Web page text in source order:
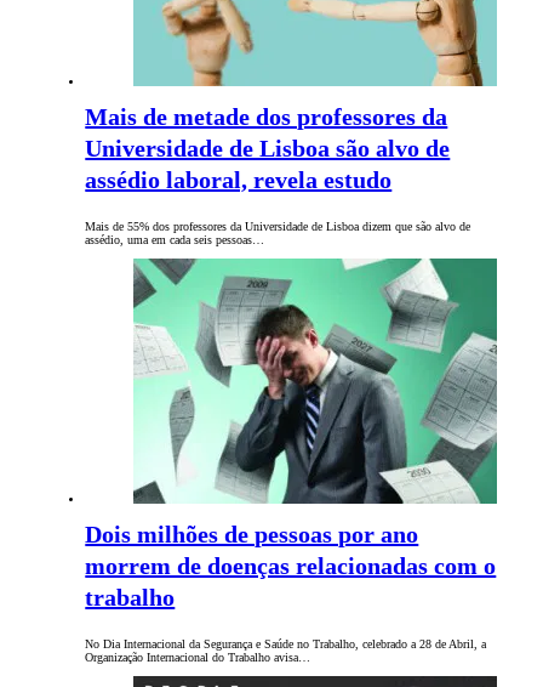
Mais de metade dos professores da
Universidade de Lisboa são alvo de
assédio laboral, revela estudo
Mais de 55% dos professores da Universidade de Lisboa dizem que são alvo de
assédio, uma em cada seis pessoas…
Dois milhões de pessoas por ano
morrem de doenças relacionadas com o
trabalho
No Dia Internacional da Segurança e Saúde no Trabalho, celebrado a 28 de Abril, a
Organização Internacional do Trabalho avisa…